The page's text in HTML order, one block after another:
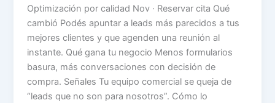
Optimización por calidad Nov · Reservar cita Qué
cambió Podés apuntar a leads más parecidos a tus
mejores clientes y que agenden una reunión al
instante. Qué gana tu negocio Menos formularios
basura, más conversaciones con decisión de
compra. Señales Tu equipo comercial se queja de
“leads que no son para nosotros”. Cómo lo